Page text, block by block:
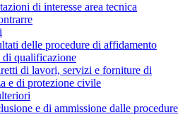
di interesse area tecnica
delle procedure di affidamento
di qualificazione
di lavori, servizi e forniture di
e di protezione civile
e di ammissione dalle procedure